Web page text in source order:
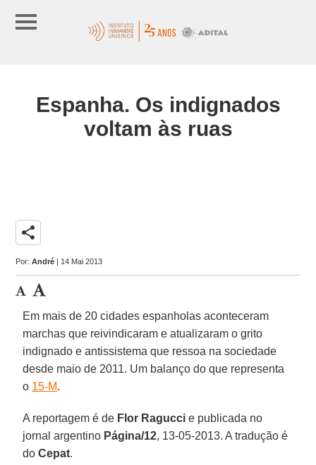
Espanha. Os indignados
voltam às ruas
share
Por:André | 14 Mai 2013
Em mais de 20 cidades espanholas aconteceram
marchas que reivindicaram e atualizaram o grito
indignado e antissistema que ressoa na sociedade
desde maio de 2011. Um balanço do que representa
o 15-M.
A reportagem é de Flor Ragucci e publicada no
jornal argentino Página/12, 13-05-2013. A tradução é
doCepat.